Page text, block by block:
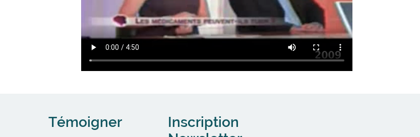
Témoigner
Inscription